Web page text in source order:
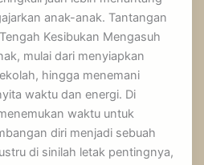
anak-anak. Tantangan
Kesibukan Mengasuh
mulai dari menyiapkan
hingga menemani
waktu dan energi. Di
waktu untuk
diri menjadi sebuah
di sinilah letak pentingnya,